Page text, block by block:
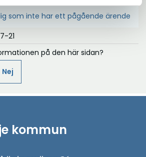
som inte har ett pågående ärende
21
på den här sidan?
Nej
kommun